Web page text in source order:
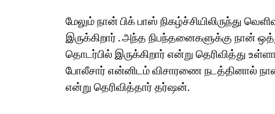
மேலும் நான் பிக் பாஸ் நிகழ்ச்சியிலிருந்து
இருக்கிறார் . அந்த நிபந்தனைகளுக்கு நான்
தொடர்பில் இருக்கிறார் என்று தெரிவித்து
போலீசார் என்னிடம் விசாரணை நடத்தினால்
என்று தெரிவித்தார் தர்ஷன்.